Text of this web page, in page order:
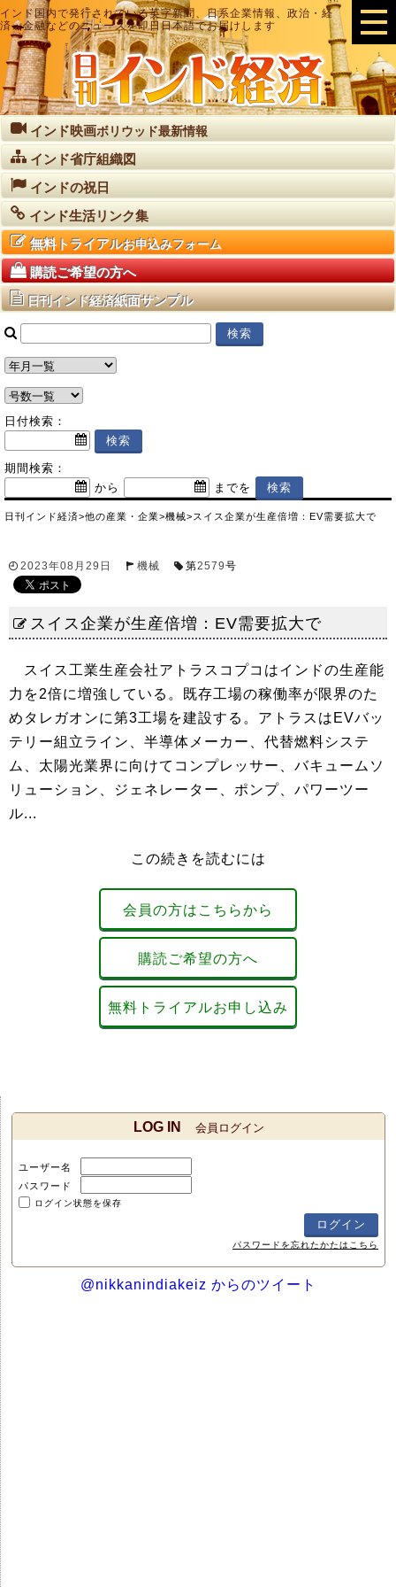
インド国内で発行されている英字新聞、日系企業情報、政治・経
済・金融などのニュースを即日日本語でお届けします
インド映画ボリウッド最新情報
インド省庁組織図
インドの祝日
インド生活リンク集
無料トライアルお申込みフォーム
購読ご希望の方へ
日刊インド経済紙面サンプル
日付検索：
期間検索：
から
までを
日刊インド経済>他の産業・企業>機械>スイス企業が生産倍増：EV需要拡大で
2023年08月29日 機械 第2579号
スイス企業が生産倍増：EV需要拡大で
スイス工業生産会社アトラスコプコはインドの生産能
力を2倍に増強している。既存工場の稼働率が限界のた
めタレガオンに第3工場を建設する。アトラスはEVバッ
テリー組立ライン、半導体メーカー、代替燃料システ
ム、太陽光業界に向けてコンプレッサー、バキュームソ
リューション、ジェネレーター、ポンプ、パワーツー
ル...
この続きを読むには
会員の方はこちらから
購読ご希望の方へ
無料トライアルお申し込み
LOG IN 会員ログイン
ユーザー名
パスワード
ログイン状態を保存
パスワードを忘れたかたはこちら
@nikkanindiakeiz からのツイート